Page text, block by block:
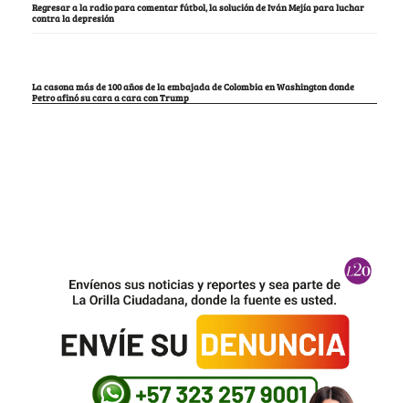
Regresar a la radio para comentar fútbol, la solución de Iván Mejía para luchar
contra la depresión
La casona más de 100 años de la embajada de Colombia en Washington donde
Petro afinó su cara a cara con Trump